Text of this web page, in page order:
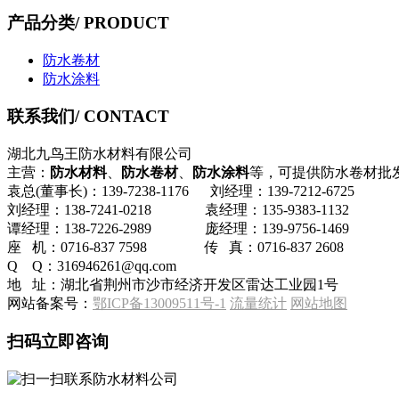
产品分类/ PRODUCT
防水卷材
防水涂料
联系我们/ CONTACT
湖北九鸟王防水材料有限公司
主营： 防水材料、 防水卷材、 防水涂料等，可提供防水卷材批
袁总(董事长)：139-7238-1176 刘经理：139-7212-6725
刘经理：138-7241-0218 袁经理：135-9383-1132
谭经理：138-7226-2989 庞经理：139-9756-1469
座 机：0716-837 7598 传 真：0716-837 2608
Q Q：316946261@qq.com
地 址：湖北省荆州市沙市经济开发区雷达工业园1号
网站备案号： 鄂ICP备13009511号-1 流量统计 网站地图
扫码立即咨询